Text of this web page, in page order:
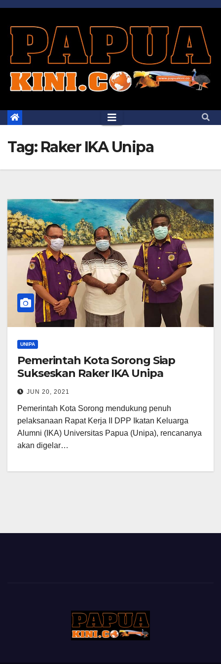
Skip
content
Tag: Raker IKA Unipa
UNIPA
Pemerintah Kota Sorong Siap
Sukseskan Raker IKA Unipa
JUN 20, 2021
Pemerintah Kota Sorong mendukung penuh
pelaksanaan Rapat Kerja II DPP Ikatan Keluarga
Alumni (IKA) Universitas Papua (Unipa), rencananya
akan digelar…